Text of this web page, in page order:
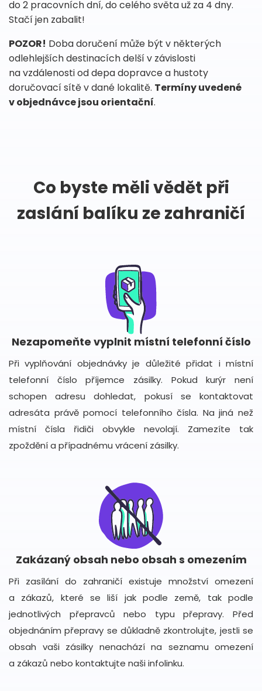
do 2 pracovních dní, do celého světa už za 4 dny.
Stačí jen zabalit!
POZOR! Doba doručení může být v některých
odlehlejších destinacích delší v závislosti
na vzdálenosti od depa dopravce a hustoty
doručovací sítě v dané lokalitě. Termíny uvedené
v objednávce jsou orientační.
Co byste měli vědět při
zaslání balíku ze zahraničí
Nezapomeňte vyplnit místní telefonní číslo
Při vyplňování objednávky je důležité přidat i místní
telefonní číslo příjemce zásilky. Pokud kurýr není
schopen adresu dohledat, pokusí se kontaktovat
adresáta právě pomocí telefonního čísla. Na jiná než
místní čísla řidiči obvykle nevolají. Zamezíte tak
zpoždění a případnému vrácení zásilky.
Zakázaný obsah nebo obsah s omezením
Při zasílání do zahraničí existuje množství omezení
a zákazů, které se liší jak podle země, tak podle
jednotlivých přepravců nebo typu přepravy. Před
objednáním přepravy se důkladně zkontrolujte, jestli se
obsah vaši zásilky nenachází na seznamu omezení
a zákazů nebo kontaktujte naši infolinku.